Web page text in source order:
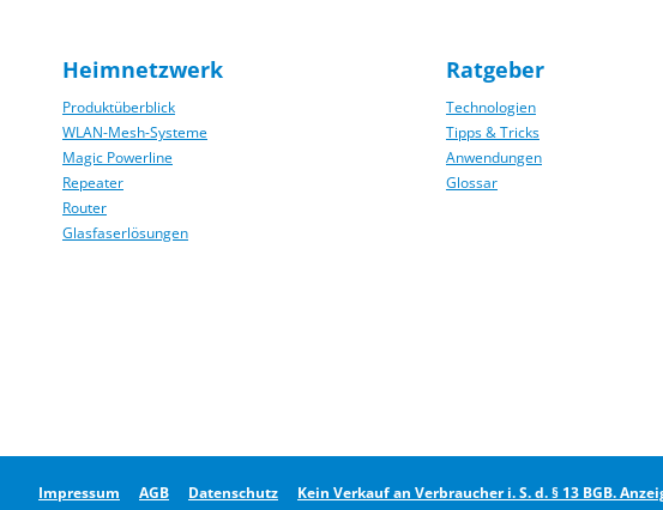
Heimnetzwerk
Produktüberblick
WLAN-Mesh-Systeme
Magic Powerline
Repeater
Router
Glasfaserlösungen
Ratgeber
Technologien
Tipps & Tricks
Anwendungen
Glossar
Impressum AGB Datenschutz Kein Verkauf an Verbraucher i. S. d. § 13 BGB.